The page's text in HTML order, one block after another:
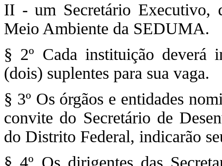
II - um Secretário Executivo,
Meio Ambiente da SEDUMA.
§ 2º Cada instituição
(dois) suplentes para sua vaga.
§ 3º Os órgãos e entidades
convite do Secretário de
do Distrito Federal, indicarão
§ 4º Os dirigentes das